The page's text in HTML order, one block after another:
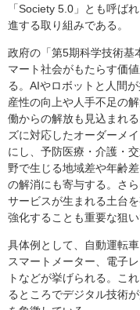
「Society 5.0」とも呼ば
進する取り組みである。
政府の「第5期科学技術基
マート社会がもたらす価
る。AIやロボットと人間
産性の向上や人手不足の
働からの解放も見込まれ
ズに対応したオーダーメ
にし、予防医療・介護・
野で生じる地域差や年齢
の解消にも寄与する。さ
サービスが生まれる土台
強化することも重要な狙い
具体例として、自動運転車
スマートメーター、電子
トなどが挙げられる。こ
るところでデジタル技術